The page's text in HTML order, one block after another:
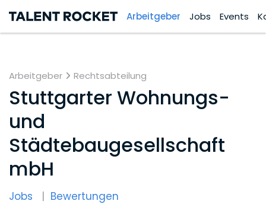
Arbeitgeber Jobs Events
Arbeitgeber Rechtsabteilung
Stuttgarter Wohnungs-
und
Städtebaugesellschaft
mbH
Jobs Bewertungen